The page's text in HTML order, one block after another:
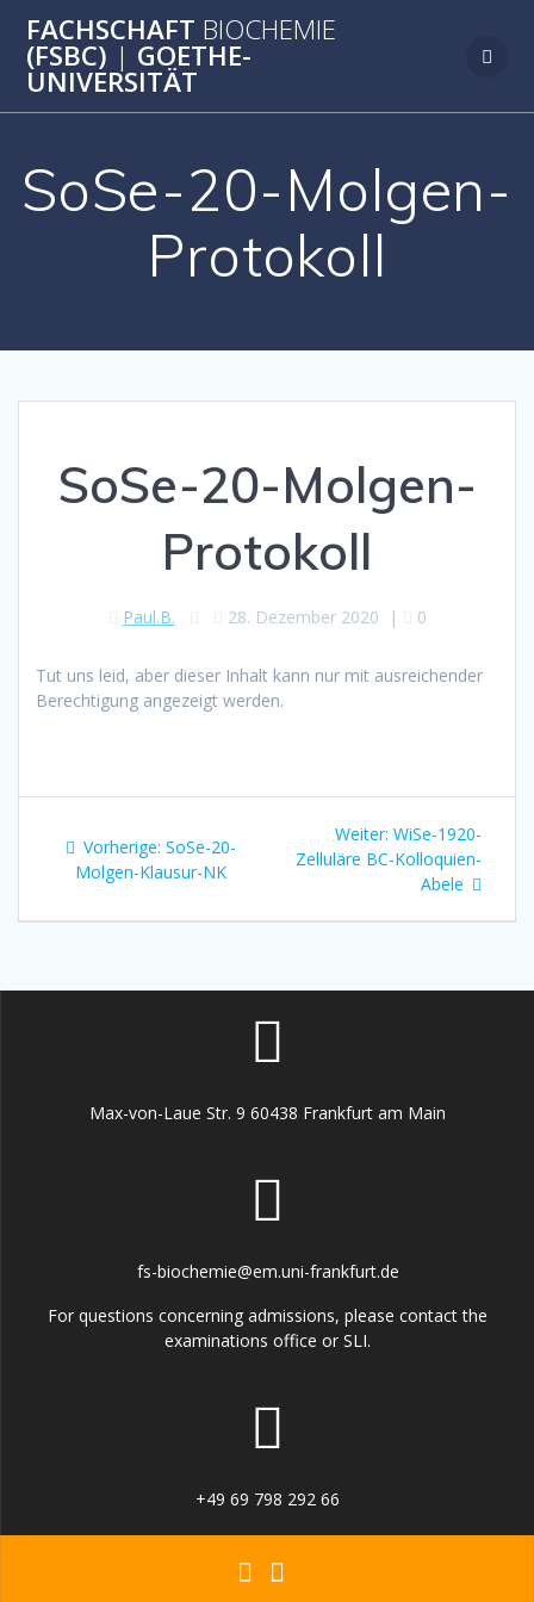
Inhalt
FACHSCHAFT BIOCHEMIE
(FSBC) | GOETHE-
UNIVERSITÄT
SoSe-20-Molgen-
Protokoll
SoSe-20-Molgen-
Protokoll
Paul.B. 28. Dezember 2020 | 0
Tut uns leid, aber dieser Inhalt kann nur mit ausreichender
Berechtigung angezeigt werden.
Beitragsnavigation
Vorherige: Vorheriger
Beitrag:
SoSe-20-
Molgen-Klausur-NK
Weiter: Nächster
Beitrag:
WiSe-1920-
Zelluläre BC-Kolloquien-
Abele
Max-von-Laue Str. 9 60438 Frankfurt am Main
fs-biochemie@em.uni-frankfurt.de
For questions concerning admissions, please contact the
examinations office or SLI.
+49 69 798 292 66